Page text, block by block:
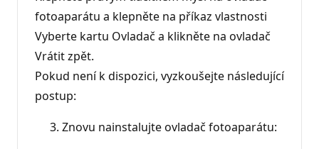
fotoaparátu a klepněte na příkaz vlastnosti
Vyberte kartu Ovladač a klikněte na ovladač
Vrátit zpět.
Pokud není k dispozici, vyzkoušejte následující
postup:
Znovu nainstalujte ovladač fotoaparátu: